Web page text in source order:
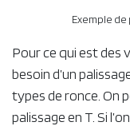
Exemple
Pour ce qui est des
besoin d’un
types de ronce. On
palissage en T. Si